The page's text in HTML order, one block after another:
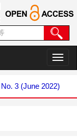
切
换
航
3 (June 2022)